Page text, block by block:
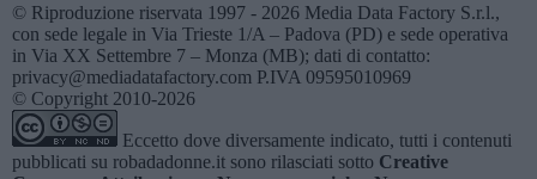
© Riproduzione riservata 1997 - 2026 Media Data Factory S.r.l.,
con sede legale in Via Trieste 1/A – Padova (PD) e sede operativa
in Via XX Settembre 7 – Monza (MB); dati di contatto:
privacy@mediadatafactory.com P.IVA 09595010969
© Copyright 2010-2026
Eccetto dove diversamente indicato, tutti i contenuti
pubblicati su robadadonne.it sono rilasciati sotto Creative